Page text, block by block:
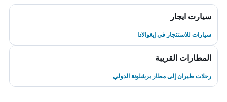
سيارت ايجار
سيارات للاستئجار في إيغوالادا
المطارات القريبة
رحلات طيران إلى مطار برشلونة الدولي